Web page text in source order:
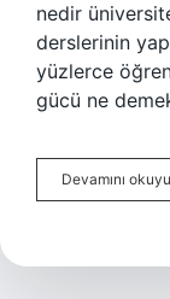
nedir
derslerinin
yüzlerce
gücü ne
Devamını